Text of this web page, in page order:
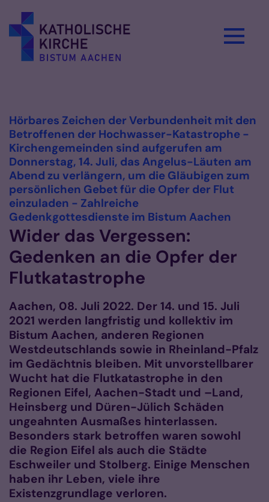
Hörbares Zeichen der Verbundenheit mit den
Betroffenen der Hochwasser-Katastrophe -
Kirchengemeinden sind aufgerufen am
Donnerstag, 14. Juli, das Angelus-Läuten am
Abend zu verlängern, um die Gläubigen zum
persönlichen Gebet für die Opfer der Flut
einzuladen - Zahlreiche
Gedenkgottesdienste im Bistum Aachen
Wider das Vergessen:
Gedenken an die Opfer der
Flutkatastrophe
Aachen, 08. Juli 2022. Der 14. und 15. Juli
2021 werden langfristig und kollektiv im
Bistum Aachen, anderen Regionen
Westdeutschlands sowie in Rheinland-Pfalz
im Gedächtnis bleiben. Mit unvorstellbarer
Wucht hat die Flutkatastrophe in den
Regionen Eifel, Aachen-Stadt und –Land,
Heinsberg und Düren-Jülich Schäden
ungeahnten Ausmaßes hinterlassen.
Besonders stark betroffen waren sowohl
die Region Eifel als auch die Städte
Eschweiler und Stolberg. Einige Menschen
haben ihr Leben, viele ihre
Existenzgrundlage verloren.